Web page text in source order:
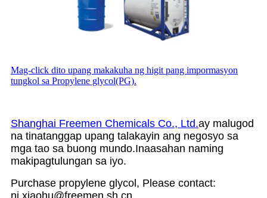
Mag-click dito upang makakuha ng higit pang impormasyon
tungkol sa Propylene glycol(PG).
Shanghai Freemen Chemicals Co., Ltd.ay malugod
na tinatanggap upang talakayin ang negosyo sa
mga tao sa buong mundo.Inaasahan naming
makipagtulungan sa iyo.
Purchase propylene glycol, Please contact:
ni.xiaohu@freemen.sh.cn